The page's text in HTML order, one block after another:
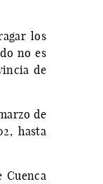
los
no es
de
de
hasta
Cuenca